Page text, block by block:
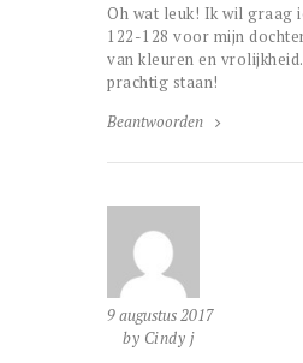
Oh wat leuk! Ik wil graag
122-128 voor mijn
van kleuren en
prachtig staan!
Beantwoorden
9 augustus 2017
by Cindy j